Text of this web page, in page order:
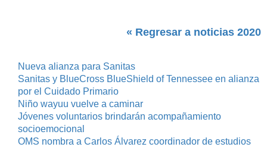
« Regresar a noticias 2020
Nueva alianza para Sanitas
Sanitas y BlueCross BlueShield of Tennessee en alianza
por el Cuidado Primario
Niño wayuu vuelve a caminar
Jóvenes voluntarios brindarán acompañamiento
socioemocional
OMS nombra a Carlos Álvarez coordinador de estudios